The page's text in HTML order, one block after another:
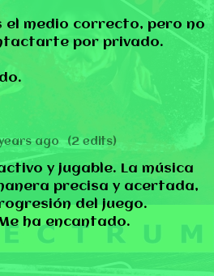
el medio correcto, pero no
por privado.
ago (2 edits)
y jugable. La música
precisa y acertada,
del juego.
ha encantado.